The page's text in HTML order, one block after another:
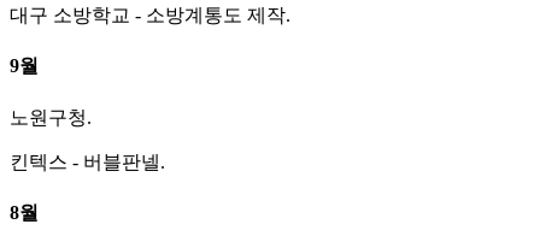
대구 소방학교 - 소방계통도 제작.
9월
노원구청.
킨텍스 - 버블판넬.
8월